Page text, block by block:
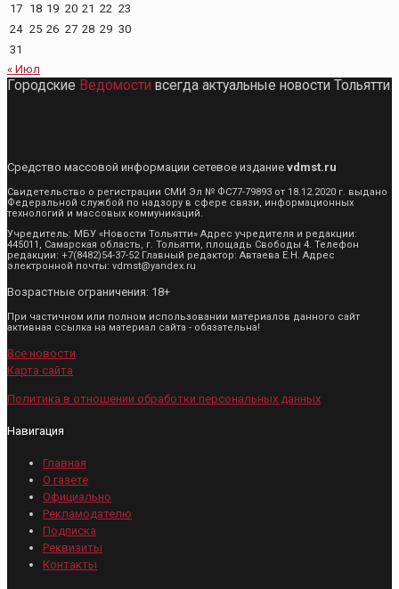
17 18 19 20 21 22 23
24 25 26 27 28 29 30
31
« Июл
Городские Ведомости всегда актуальные новости Тольятти
Средство массовой информации сетевое издание vdmst.ru
Свидетельство о регистрации СМИ Эл № ФС77-79893 от 18.12.2020 г. выдано
Федеральной службой по надзору в сфере связи, информационных
технологий и массовых коммуникаций.
Учредитель: МБУ «Новости Тольятти» Адрес учредителя и редакции:
445011, Самарская область, г. Тольятти, площадь Свободы 4. Телефон
редакции: +7(8482)54-37-52 Главный редактор: Автаева Е.Н. Адрес
электронной почты: vdmst@yandex.ru
Возрастные ограничения: 18+
При частичном или полном использовании материалов данного сайт
активная ссылка на материал сайта - обязательна!
Все новости
Карта сайта
Политика в отношении обработки персональных данных
Навигация
Главная
О газете
Официально
Рекламодателю
Подписка
Реквизиты
Контакты